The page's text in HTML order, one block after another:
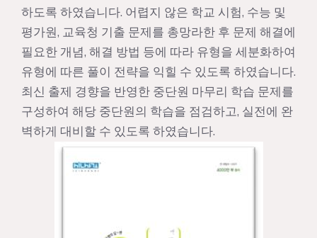
하도록 하였습니다. 어렵지 않은 학교 시험, 수능 및
평가원, 교육청 기출 문제를 총망라한 후 문제 해결에
필요한 개념, 해결 방법 등에 따라 유형을 세분화하여
유형에 따른 풀이 전략을 익힐 수 있도록 하였습니다.
최신 출제 경향을 반영한 중단원 마무리 학습 문제를
구성하여 해당 중단원의 학습을 점검하고, 실전에 완
벽하게 대비할 수 있도록 하였습니다.